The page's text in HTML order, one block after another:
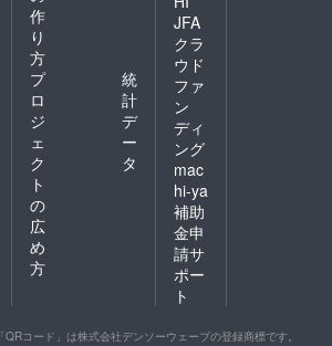
作
り
方
プ
ロ
ジ
ェ
ク
ト
の
広
め
方
統
計
デ
ー
タ
JFA
クラ
ウド
ファ
ン
ディ
ング
mac
hi-ya
補助
金申
請サ
ポー
ト
「QRコード」は株式会社デンソーウェーブの登録商標です。